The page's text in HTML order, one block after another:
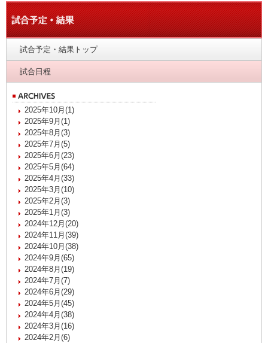
試合予定・結果トップ
試合日程
2025年10月(1)
2025年9月(1)
2025年8月(3)
2025年7月(5)
2025年6月(23)
2025年5月(64)
2025年4月(33)
2025年3月(10)
2025年2月(3)
2025年1月(3)
2024年12月(20)
2024年11月(39)
2024年10月(38)
2024年9月(65)
2024年8月(19)
2024年7月(7)
2024年6月(29)
2024年5月(45)
2024年4月(38)
2024年3月(16)
2024年2月(6)